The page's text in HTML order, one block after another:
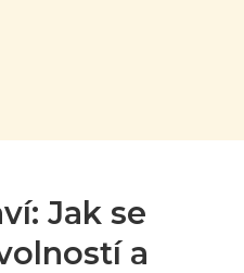
Jak se
a